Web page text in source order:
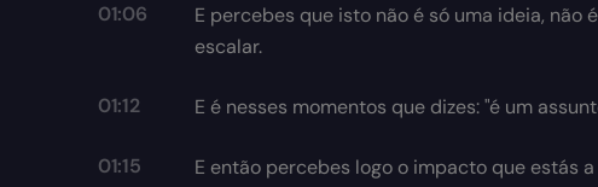
01:06
E percebes que isto não é só uma ideia, não
escalar.
01:12 E é nesses momentos que dizes: "é um
01:15 E então percebes logo o impacto que estás